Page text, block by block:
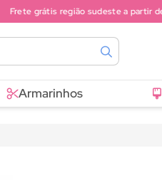
Frete grátis região sudeste a partir de
Armarinhos